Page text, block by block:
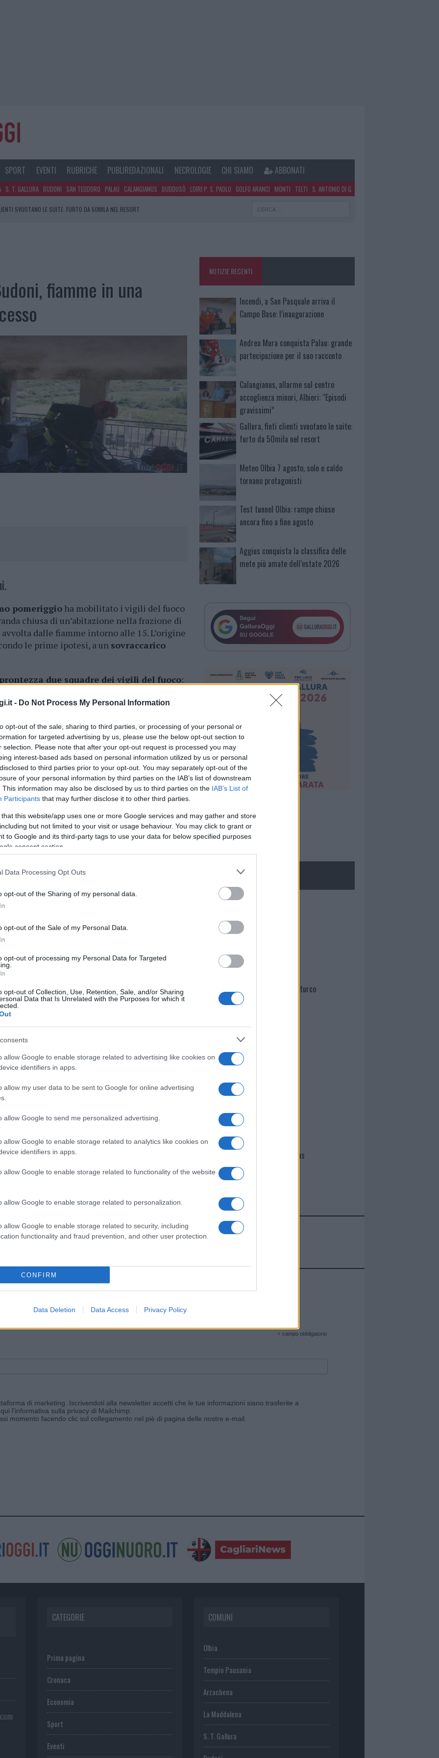
- Do Not Process My Personal Information
opt-out of the sale, sharing to third parties, or processing of your personal or
for targeted advertising by us, please use the below opt-out section to
selection. Please note that after your opt-out request is processed you may
interest-based ads based on personal information utilized by us or personal
to third parties prior to your opt-out. You may separately opt-out of the
of your personal information by third parties on the IAB’s list of downstream
This information may also be disclosed by us to third parties on the IAB’s List of
Participants that may further disclose it to other third parties.
that this website/app uses one or more Google services and may gather and store
but not limited to your visit or usage behaviour. You may click to grant or
to Google and its third-party tags to use your data for below specified purposes
consent section.
Data Processing Opt Outs
opt-out of the Sharing of my personal data.
opt-out of the Sale of my Personal Data.
opt-out of processing my Personal Data for Targeted
opt-out of Collection, Use, Retention, Sale, and/or Sharing
Data that Is Unrelated with the Purposes for which it
allow Google to enable storage related to advertising like cookies on
identifiers in apps.
allow my user data to be sent to Google for online advertising
allow Google to send me personalized advertising.
allow Google to enable storage related to analytics like cookies on
identifiers in apps.
allow Google to enable storage related to functionality of the website
allow Google to enable storage related to personalization.
allow Google to enable storage related to security, including
functionality and fraud prevention, and other user protection.
CONFIRM
Data Deletion Data Access Privacy Policy
SPORT EVENTI RUBRICHE PUBLIREDAZIONALI NECROLOGIE CHI SIAMO ABBONATI
S. T. GALLURA BUDONI SAN TEODORO PALAU CALANGIANUS BUDDUSÒ LOIRI P. S. PAOLO GOLFO ARANCI MONTI TELTI S. ANTONIO DI G.
SVUOTANO LE SUITE: FURTO DA 50MILA NEL RESORT
fiamme in una
pomeriggio ha mobilitato i vigili del fuoco
chiusa di un’abitazione nella frazione di
dalle fiamme intorno alle 15. L’origine
le prime ipotesi, a un sovraccarico
due squadre dei vigili del fuoco:
e l’altra del Distaccamento di Siniscola.
che l’incendio si estendesse alle
alla sola struttura colpita. Durante le
emesse in sicurezza due bombole di Gpl
elemento di ulteriore rischio.
inagibilein attesa delle
il ripristino delle condizioni di
a lungo per spegnere le fiamme,
in sicurezza l’intero perimetro.Non si
cliccandoqui
nella sezione
Budoni
NOTIZIE RECENTI
Incendi, a San Pasquale arriva il
Campo Base: l’inaugurazione
Andrea Mura conquista Palau: grande
partecipazione per il suo racconto
Calangianus, allarme sul centro
accoglienza minori, Albieri: “Episodi
gravissimi”
Gallura, finti clienti svuotano le suite:
furto da 50mila nel resort
Meteo Olbia 7 agosto, sole e caldo
tornano protagonisti
Test tunnel Olbia: rampe chiuse
ancora fino a fine agosto
Aggius conquista la classifica delle
mete più amate dell’estate 2026
NECROLOGIE
Martina Agostina Diturco
I nostri cari
I nostri cari
Giovannimaria Cabras
Invia un Comunicato Stampa|Pubblicità|Segnala
e ricevi le nostre email periodiche contenenti le ultime notizie pubblicate sul sito web!
* campo obbligatorio
di marketing. Iscrivendoti alla newsletter accetti che le tue informazioni siano trasferite a
l'informativa sulla privacy di Mailchimp
momento facendo clic sul collegamento nel piè di pagina delle nostre e-mail.
CATEGORIE
Prima pagina
Cronaca
Economia
Sport
Eventi
COMUNI
Olbia
Tempio Pausania
Arzachena
La Maddalena
S. T. Gallura